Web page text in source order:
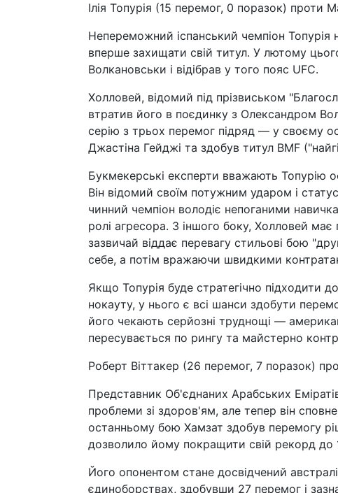
Ілія Топурія (15 перемог, 0 поразок)
Непереможний іспанський чемпіон Топурія
вперше захищати свій титул. У лютому
Волкановськи і відібрав у того пояс UFC.
Холловей, відомий під прізвиськом
втратив його в поєдинку з Олександром
серію з трьох перемог підряд — у своєму
Джастіна Гейджі та здобув титул BMF
Букмекерські експерти вважають Топурію
Він відомий своїм потужним ударом і
чинний чемпіон володіє непоганими
ролі агресора. З іншого боку, Холловей
зазвичай віддає перевагу стильові бою
себе, а потім вражаючи швидкими
Якщо Топурія буде стратегічно підходити
нокауту, у нього є всі шанси здобути
його чекають серйозні труднощі —
пересувається по рингу та майстерно
Роберт Віттакер (26 перемог, 7 поразок)
Представник Об'єднаних Арабських
проблеми зі здоров'ям, але тепер він
останньому бою Хамзат здобув перемогу
дозволило йому покращити свій рекорд до
Його опонентом стане досвідчений
єдиноборствах, здобувши 27 перемог і